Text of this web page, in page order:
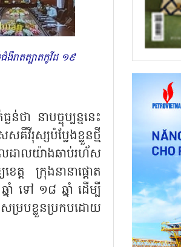
ងឺរាតត្បាតកូវីដ ១៩
ថា នាបច្ចុប្បន្ននេះ
វីរុស្សបំប្លែងខ្លួនថ្មី
លដាលយ៉ាងឆាប់រហ័ស
ត្ត ក្រុងនានាផ្ដោត
ាំ ទៅ ១៨ ឆ្នាំ ដើម្បី
ម្របខ្លួនប្រកបដោយ